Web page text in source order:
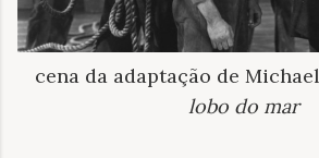
cena da adaptação de
lobo do mar